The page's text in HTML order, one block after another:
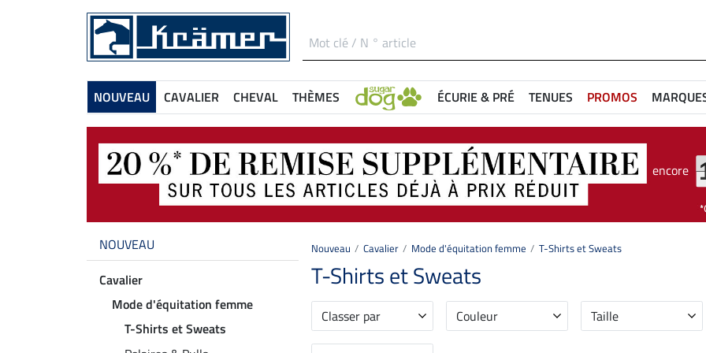
NOUVEAU CAVALIER CHEVAL THÈMES ÉCURIE & PRÉ TENUES PROMOS
encore
NOUVEAU
Cavalier
Mode d'équitation femme
T-Shirts et Sweats
Nouveau Cavalier Mode d'équitation femme T-Shirts et Sweats
T-Shirts et Sweats
Classer par Couleur Taille